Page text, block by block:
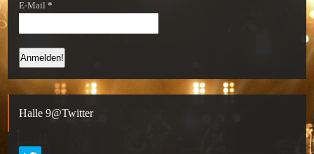
E-Mail *
Halle 9@Twitter